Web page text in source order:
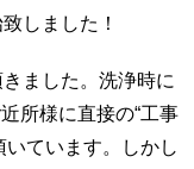
しました！
ました。洗浄時に
所様に直接の“工事
いています。しかし